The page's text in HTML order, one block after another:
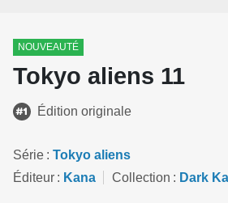
NOUVEAUTÉ
Tokyo aliens 11
Édition originale
Série
Tokyo aliens
Éditeur
Kana Collection Dark